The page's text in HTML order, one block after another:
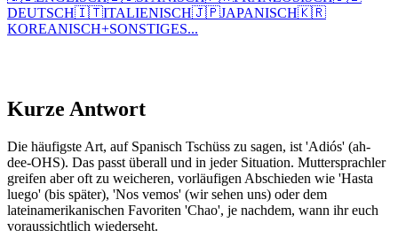
DEUTSCH🇮🇹ITALIENISCH🇯🇵JAPANISCH🇰🇷
KOREANISCH+SONSTIGES...
Kurze Antwort
Die häufigste Art, auf Spanisch Tschüss zu sagen, ist 'Adiós' (ah-
dee-OHS). Das passt überall und in jeder Situation. Muttersprachler
greifen aber oft zu weicheren, vorläufigen Abschieden wie 'Hasta
luego' (bis später), 'Nos vemos' (wir sehen uns) oder dem
lateinamerikanischen Favoriten 'Chao', je nachdem, wann ihr euch
voraussichtlich wiederseht.